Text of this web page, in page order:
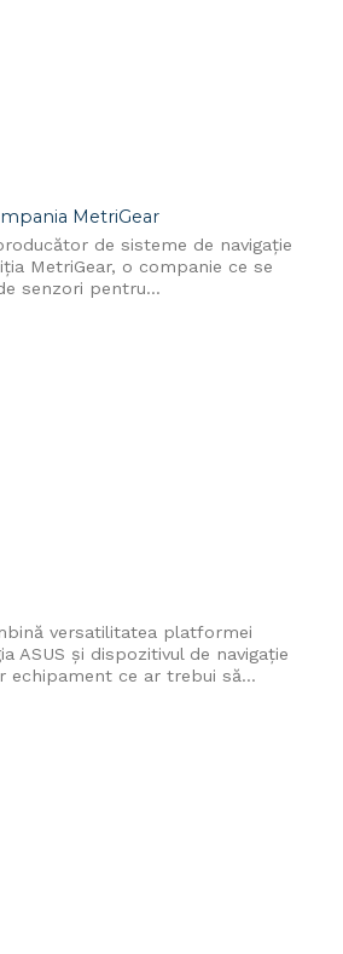
MetriGear
de sisteme de navigație
MetriGear, o companie ce se
senzori pentru...
versatilitatea platformei
ASUS și dispozitivul de navigație
echipament ce ar trebui să...